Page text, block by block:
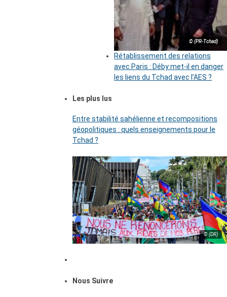
© (PR-Tchad)
Rétablissement des relations
avec Paris : Déby met-il en danger
les liens du Tchad avec l’AES ?
Les plus lus
Entre stabilité sahélienne et recompositions
géopolitiques : quels enseignements pour le
Tchad ?
© (DR)
Nous Suivre